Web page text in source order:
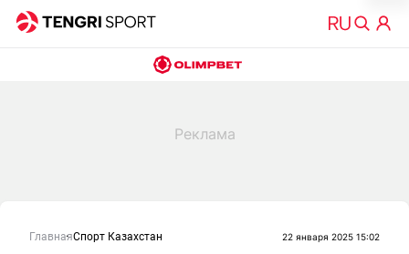
ГлавнаяСпорт Казахстан 22 января 2025 15:02